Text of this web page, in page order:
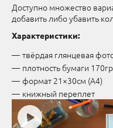
Доступно множество
добавить либо убавить
Характеристики:
твёрдая глянцевая
плотность бумаги 170гр
формат 21×30см (А4)
книжный переплет